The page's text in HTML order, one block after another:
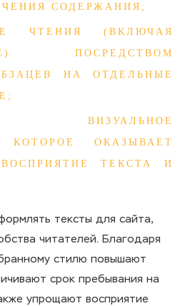
СОДЕРЖАНИЯ;
ЧТЕНИЯ (ВКЛЮЧАЯ
ПОСРЕДСТВОМ
НА ОТДЕЛЬНЫЕ
ВИЗУАЛЬНОЕ
КОТОРОЕ ОКАЗЫВАЕТ
ТЕКСТА И
тексты для сайта,
читателей. Благодаря
стилю повышают
срок пребывания на
упрощают восприятие